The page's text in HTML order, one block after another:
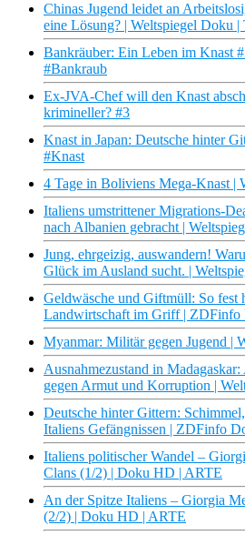
Chinas Jugend leidet an
eine Lösung? | Weltspiegel Doku |
Bankräuber: Ein Leben im Knast
#Bankraub
Ex-JVA-Chef will den Knast
krimineller? #3
Knast in Japan: Deutsche hinter
#Knast
4 Tage in Boliviens Mega-Knast |
Italiens umstrittener Migrations-
nach Albanien gebracht |
Jung, ehrgeizig, auswandern!
Glück im Ausland sucht. |
Geldwäsche und Giftmüll: So fest
Landwirtschaft im Griff | ZDFinfo
Myanmar: Militär gegen Jugend |
Ausnahmezustand in
gegen Armut und Korruption |
Deutsche hinter Gittern:
Italiens Gefängnissen | ZDFinfo
Italiens politischer Wandel –
Clans (1/2) | Doku HD | ARTE
An der Spitze Italiens – Giorgia
(2/2) | Doku HD | ARTE